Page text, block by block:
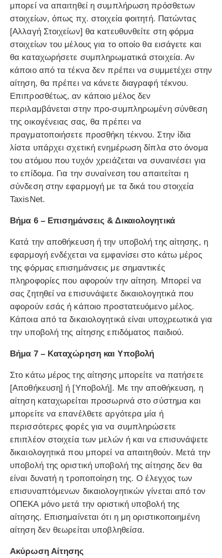
μπορεί να απαιτηθεί η συμπλήρωση πρόσθετων
στοιχείων, όπως πχ. στοιχεία φοιτητή. Πατώντας
[Αλλαγή Στοιχείων] θα κατευθυνθείτε στη φόρμα
στοιχείων του μέλους για το οποίο θα εισάγετε και
θα καταχωρήσετε συμπληρωματικά στοιχεία. Αν
κάποιο από τα τέκνα δεν πρέπει να συμμετέχει στην
αίτηση, θα πρέπει να κάνετε διαγραφή τέκνου.
Επιπροσθέτως, αν κάποιο μέλος δεν
περιλαμβάνεται στην προ-συμπληρωμένη σύνθεση
της οικογένειας σας, θα πρέπει να
πραγματοποιήσετε προσθήκη τέκνου. Στην ίδια
λίστα υπάρχει σχετική ενημέρωση δίπλα στο όνομα
του ατόμου που τυχόν χρειάζεται να συναινέσει για
το επίδομα. Για την συναίνεση του απαιτείται η
σύνδεση στην εφαρμογή με τα δικά του στοιχεία
TaxisNet.
Βήμα 6 – Επισημάνσεις & Δικαιολογητικά
Κατά την αποθήκευση ή την υποβολή της αίτησης, η
εφαρμογή ενδέχεται να εμφανίσει στο κάτω μέρος
της φόρμας επισημάνσεις με σημαντικές
πληροφορίες που αφορούν την αίτηση. Μπορεί να
σας ζητηθεί να επισυνάψετε δικαιολογητικά που
αφορούν εσάς ή κάποιο προστατευόμενο μέλος.
Κάποια από τα δικαιολογητικά είναι υποχρεωτικά για
την υποβολή της αίτησης επιδόματος παιδιού.
Βήμα 7 – Καταχώρηση και Υποβολή
Στο κάτω μέρος της αίτησης μπορείτε να πατήσετε
[Αποθήκευση] ή [Υποβολή]. Με την αποθήκευση, η
αίτηση καταχωρείται προσωρινά στο σύστημα και
μπορείτε να επανέλθετε αργότερα μία ή
περισσότερες φορές για να συμπληρώσετε
επιπλέον στοιχεία των μελών ή και να επισυνάψετε
δικαιολογητικά που μπορεί να απαιτηθούν. Μετά την
υποβολή της οριστική υποβολή της αίτησης δεν θα
είναι δυνατή η τροποποίηση της. Ο έλεγχος των
επισυναπτόμενων δικαιολογητικών γίνεται από τον
ΟΠΕΚΑ μόνο μετά την οριστική υποβολή της
αίτησης. Επισημαίνεται ότι η μη οριστικοποιημένη
αίτηση δεν θεωρείται υποβληθείσα.
Ακύρωση Αίτησης